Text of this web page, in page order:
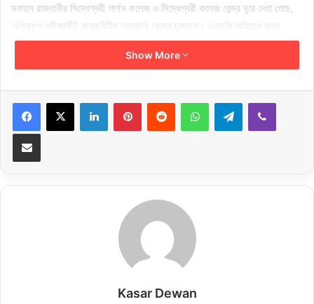
সকালে রাজধানীর সিদ্ধেশ্বরী গার্লস কলেজ ও সিদ্ধেশ্বরী কলেজ কেন্দ্র ঘুরে দেখা গেছে,
অধিকাংশ পরীক্ষার্থীই মাস্কবিহীন অবস্থায় কেন্দ্রে ঢুকছেন। এমনকি দায়িত্বে থাকা
কর্মকর্তা-কর্মচারীদেরও স্বাস্থ্যবিধি মানতে দেখা যায়নি।
বেশির ভাগই স্বাস্থ্যবিধি মানছেন না। বারবার অনুরোধ করেও তেমন ফল পাওয়া যাচ্ছে
না।
সরকার নির্ধারিত স্বাস্থ্যবিধি অনুযায়ী পরীক্ষার সময় যা যা মানার কথা ছিল, বাস্তবে এর
অনেক কিছুই ছিল অনুপস্থিত। এবার নির্ধারিত সাতটি স্বাস্থ্যবিধি মেনে চলার নির্দেশনা
ছিল। তবে রাজধানীর বেশির ভাগ পরীক্ষা কেন্দ্রে মাস্ক ব্যবহার ও হ্যান্ড স্যানিটাইজারের
কোনো ব্যবস্থা ছিল না। কোনো মেডিকেল টিমেরও দেখা মেলেনি।
রাজধানীর ভাসানটেক সরকারি কলেজ পরিদর্শন শেষে শিক্ষা উপদেষ্টা অধ্যাপক ড. চৌধুরী
রফিকুল (সি আর) আবরার বলেন, স্বাস্থ্যবিধি মেনে চলা হচ্ছে। ডেঙ্গু প্রতিরোধেও প্রস্তুতি
Show More
LinkedInPinterestReddit WhatsAppTelegramViber
Share via Email
Kasar Dewan